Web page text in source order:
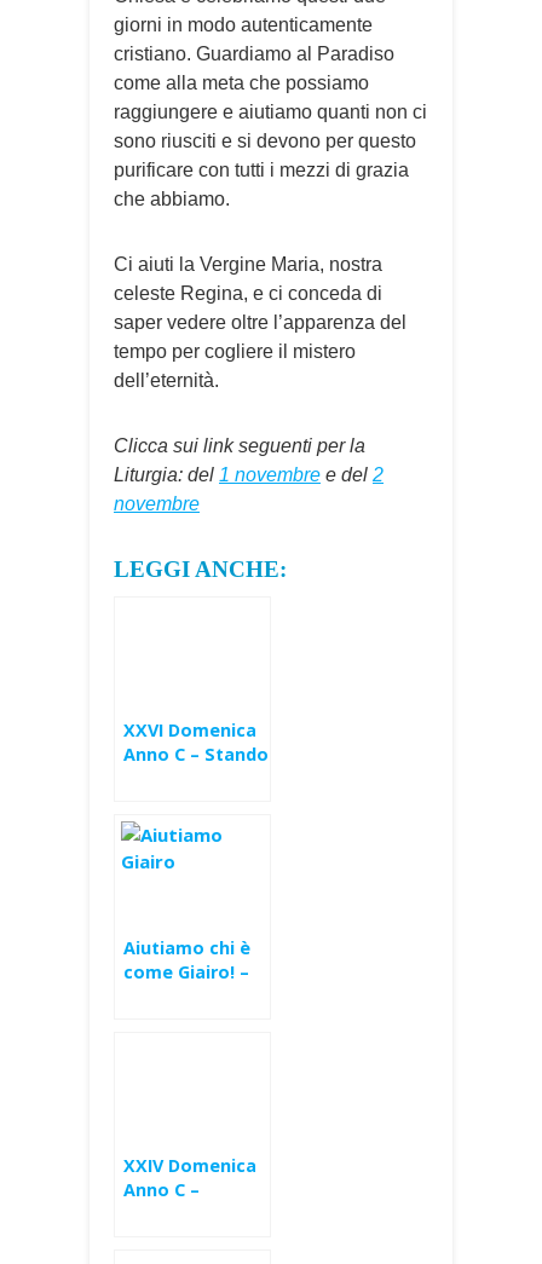
giorni in modo autenticamente
cristiano. Guardiamo al Paradiso
come alla meta che possiamo
raggiungere e aiutiamo quanti non ci
sono riusciti e si devono per questo
purificare con tutti i mezzi di grazia
che abbiamo.
Ci aiuti la Vergine Maria, nostra
celeste Regina, e ci conceda di
saper vedere oltre l’apparenza del
tempo per cogliere il mistero
dell’eternità.
Clicca sui link seguenti per la
Liturgia: del 1 novembre e del 2
novembre
LEGGI ANCHE:
XXVI Domenica
Anno C – Stando
16,19-31)
Aiutiamo chi è
come Giairo! –
XXIV Domenica
Anno C –